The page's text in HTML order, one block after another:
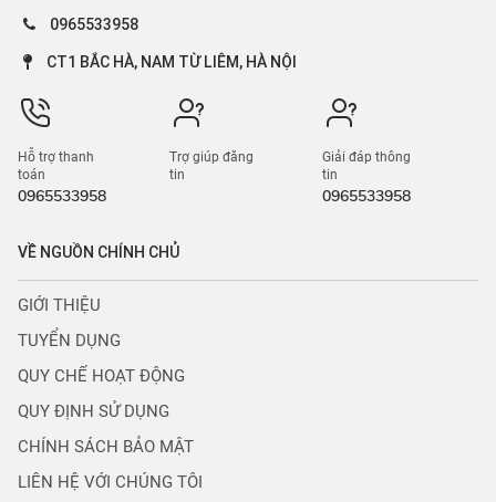
0965533958
CT1 BẮC HÀ, NAM TỪ LIÊM, HÀ NỘI
Hỗ trợ thanh
toán
0965533958
Trợ giúp đăng
tin
Giải đáp thông
tin
0965533958
VỀ NGUỒN CHÍNH CHỦ
GIỚI THIỆU
TUYỂN DỤNG
QUY CHẾ HOẠT ĐỘNG
QUY ĐỊNH SỬ DỤNG
CHÍNH SÁCH BẢO MẬT
LIÊN HỆ VỚI CHÚNG TÔI